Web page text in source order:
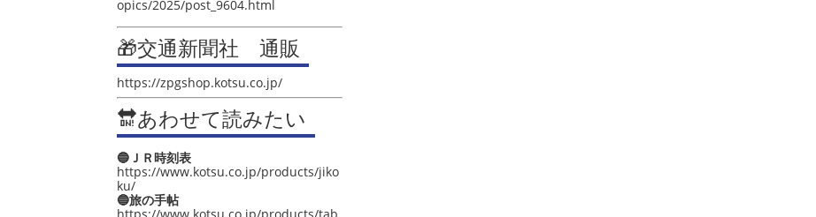
opics/2025/post_9604.html
🎁交通新聞社 通販
https://zpgshop.kotsu.co.jp/
🔛あわせて読みたい
🔵ＪＲ時刻表
https://www.kotsu.co.jp/products/jiko
ku/
🔵旅の手帖